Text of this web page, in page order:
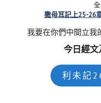
撒母耳記上25-26
我要在你們中間立我
今日經
利未記